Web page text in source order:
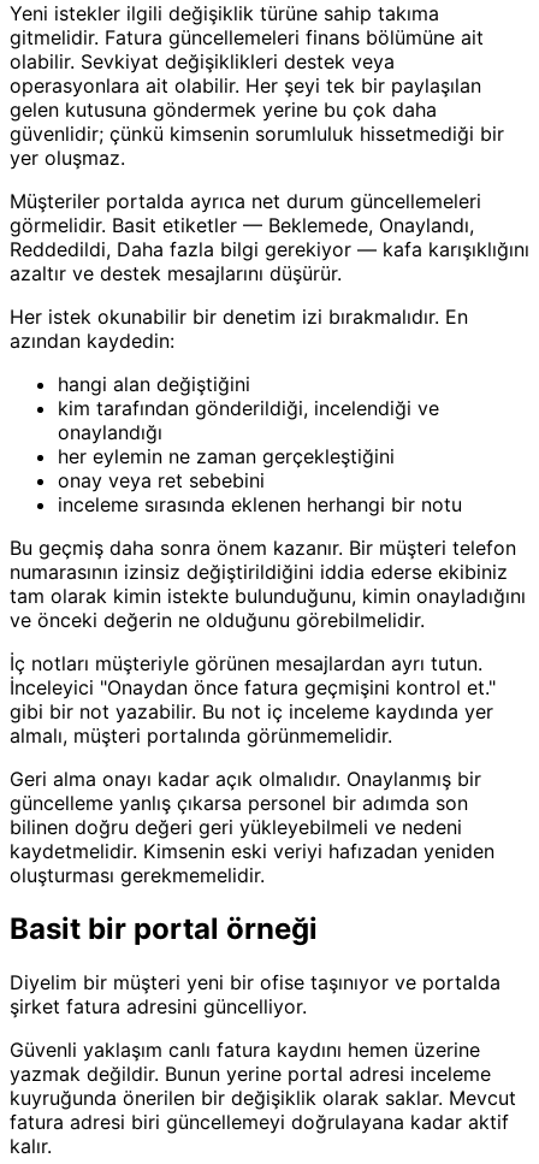
Yeni istekler ilgili değişiklik türüne sahip takıma
gitmelidir. Fatura güncellemeleri finans bölümüne ait
olabilir. Sevkiyat değişiklikleri destek veya
operasyonlara ait olabilir. Her şeyi tek bir paylaşılan
gelen kutusuna göndermek yerine bu çok daha
güvenlidir; çünkü kimsenin sorumluluk hissetmediği bir
yer oluşmaz.
Müşteriler portalda ayrıca net durum güncellemeleri
görmelidir. Basit etiketler — Beklemede, Onaylandı,
Reddedildi, Daha fazla bilgi gerekiyor — kafa karışıklığını
azaltır ve destek mesajlarını düşürür.
Her istek okunabilir bir denetim izi bırakmalıdır. En
azından kaydedin:
hangi alan değiştiğini
kim tarafından gönderildiği, incelendiği ve
onaylandığı
her eylemin ne zaman gerçekleştiğini
onay veya ret sebebini
inceleme sırasında eklenen herhangi bir notu
Bu geçmiş daha sonra önem kazanır. Bir müşteri telefon
numarasının izinsiz değiştirildiğini iddia ederse ekibiniz
tam olarak kimin istekte bulunduğunu, kimin onayladığını
ve önceki değerin ne olduğunu görebilmelidir.
İç notları müşteriyle görünen mesajlardan ayrı tutun.
İnceleyici "Onaydan önce fatura geçmişini kontrol et."
gibi bir not yazabilir. Bu not iç inceleme kaydında yer
almalı, müşteri portalında görünmemelidir.
Geri alma onayı kadar açık olmalıdır. Onaylanmış bir
güncelleme yanlış çıkarsa personel bir adımda son
bilinen doğru değeri geri yükleyebilmeli ve nedeni
kaydetmelidir. Kimsenin eski veriyi hafızadan yeniden
oluşturması gerekmemelidir.
Basit bir portal örneği
Diyelim bir müşteri yeni bir ofise taşınıyor ve portalda
şirket fatura adresini güncelliyor.
Güvenli yaklaşım canlı fatura kaydını hemen üzerine
yazmak değildir. Bunun yerine portal adresi inceleme
kuyruğunda önerilen bir değişiklik olarak saklar. Mevcut
fatura adresi biri güncellemeyi doğrulayana kadar aktif
kalır.